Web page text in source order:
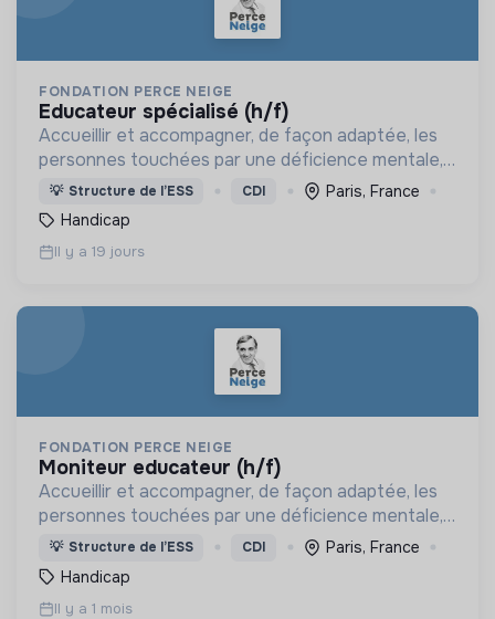
FONDATION PERCE NEIGE
educateur spécialisé (h/f)
Accueillir et accompagner, de façon adaptée, les
personnes touchées par une déficience mentale,
un handicap physique ou psychique
💡 Structure de l’ESS CDI
Paris, France
Handicap
Il y a 19 jours
FONDATION PERCE NEIGE
moniteur educateur (h/f)
Accueillir et accompagner, de façon adaptée, les
personnes touchées par une déficience mentale,
un handicap physique ou psychique
💡 Structure de l’ESS CDI
Paris, France
Handicap
Il y a 1 mois